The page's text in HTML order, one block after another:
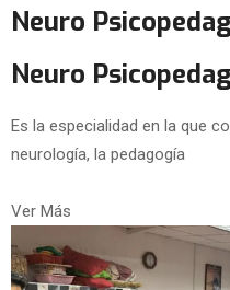
Neuro
Neuro
Es la especialidad en la que
neurología, la pedagogía
Ver Más